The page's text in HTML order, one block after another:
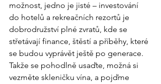
možnost, jedno je jisté – investování
do hotelů a rekreačních rezortů je
dobrodružství plné zvratů, kde se
střetávají finance, štěstí a příběhy, které
se budou vyprávět ještě po generace.
Takže se pohodlně usaďte, možná si
vezměte skleničku vína, a pojďme